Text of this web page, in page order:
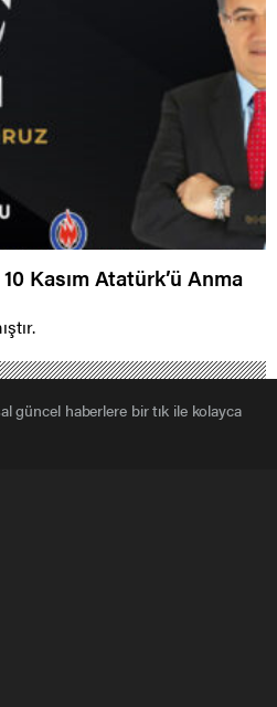
Kasım Atatürk’ü Anma
güncel haberlere bir tık ile kolayca